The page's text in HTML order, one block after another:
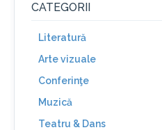
CATEGORII
Literatură
Arte vizuale
Conferinţe
Muzică
Teatru & Dans